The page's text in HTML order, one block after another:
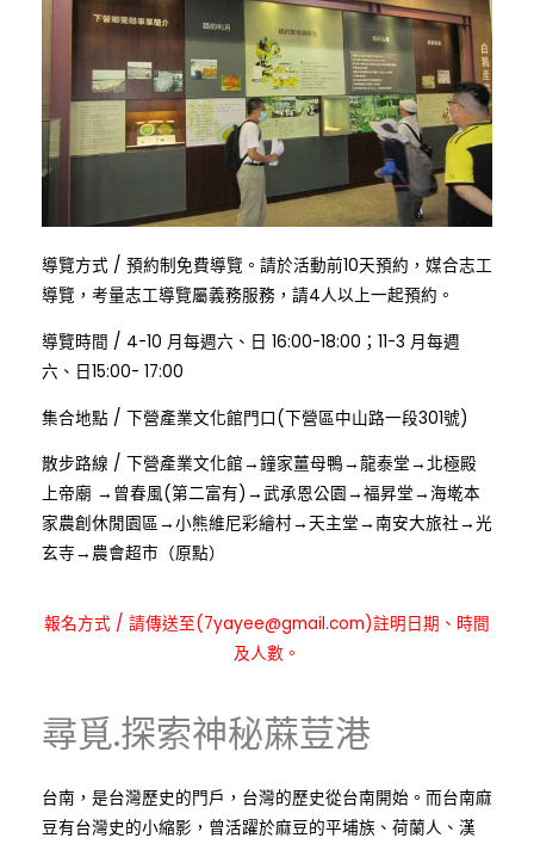
導覽方式: / 預約制免費導覽。請於活動前10天預約，媒合志工
導覽，考量志工導覽屬義務服務，請4人以上一起預約。
導覽時間 / 4-10 月每週六、日 16:00-18:00；11-3 月每週
六、日15:00- 17:00
集合地點: / 下營產業文化館門口(下營區中山路一段301號)
散步路線 / 下營產業文化館→鐘家薑母鴨→龍泰堂→北極殿
上帝廟 →曾春風(第二富有)→武承恩公園→福昇堂→海墘本
家農創休閒園區→小熊維尼彩繪村→天主堂→南安大旅社→光
玄寺→農會超市（原點）
報名方式: / 請傳送至(7yayee@gmail.com)註明日期、時間
及人數。
尋覓.探索神秘蔴荳港
台南，是台灣歷史的門戶，台灣的歷史從台南開始。而台南麻
豆有台灣史的小縮影，曾活躍於麻豆的平埔族、荷蘭人、漢